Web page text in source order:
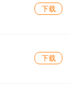
下载
下载